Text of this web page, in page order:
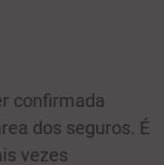
confirmada
dos seguros. É
vezes